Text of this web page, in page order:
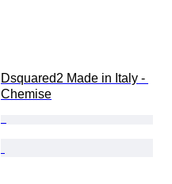
Dsquared2 Made in Italy -
Chemise